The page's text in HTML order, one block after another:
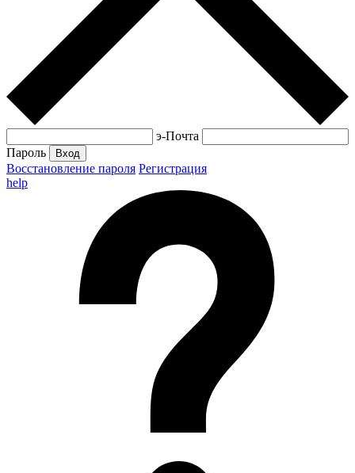
э-Почта
Пароль
Вход
Восстановление пароля Регистрация
help